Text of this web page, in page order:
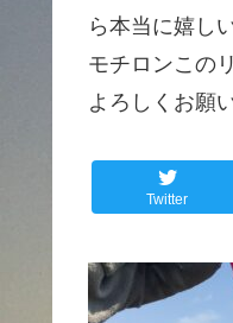
ら本当に嬉し
モチロンこの
よろしくお願
Twitter